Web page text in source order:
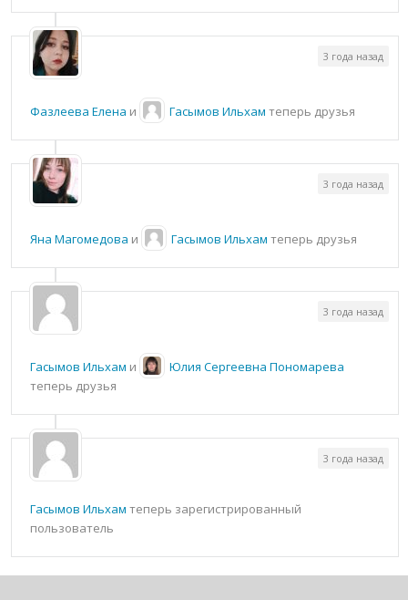
Фазлеева Елена и Гасымов Ильхам теперь друзья
3 года назад
Яна Магомедова и Гасымов Ильхам теперь друзья
3 года назад
Гасымов Ильхам и
Юлия Сергеевна Пономарева
теперь друзья
3 года назад
Гасымов Ильхам теперь зарегистрированный
пользователь
3 года назад